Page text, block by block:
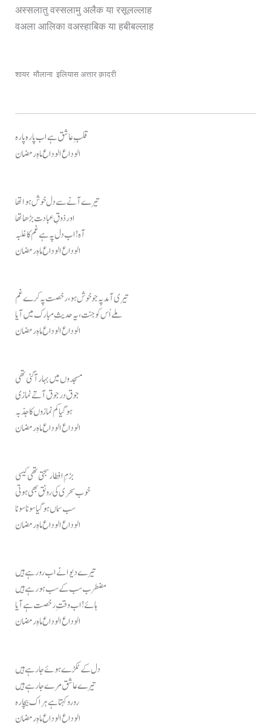
अस्सलातु वस्सलामु अलैक या रसूलल्लाह
वअला आलिका वअस्हाबिक या हबीबल्लाह
शायर मौलाना इलियास अत्तार क़ादरी
قلبِ عاشق ہے اب پارہ پارہ
الوداع الوداع ماہِ رمضان
تیرے آنے سے دل خوش ہوا تھا
اور ذوقِ عبادت بڑھا تھا
آہ! اب دل پہ ہے غم کا غلبہ
الوداع الوداع ماہِ رمضان
تیری آمد پہ جو خوش ہو، رخصت پہ کرے غم
ملے اُس کو جنت، یہ حدیثِ مبارک میں آیا
الوداع الوداع ماہِ رمضان
مسجدوں میں بہار آ گئی تھی
جوق در جوق آتے نمازی
ہو گیا کم نمازوں کا جذبہ
الوداع الوداع ماہِ رمضان
بزمِ افطار سجتی تھی کیسی
خوب سحری کی رونق بھی ہوتی
سب سماں ہو گیا سونا سونا
الوداع الوداع ماہِ رمضان
تیرے دیوانے اب رو رہے ہیں
مضطرب سب کے سب ہو رہے ہیں
ہائے! اب وقتِ رخصت ہے آیا
الوداع الوداع ماہِ رمضان
دل کے ٹکڑے ہوئے جا رہے ہیں
تیرے عاشق مرے جا رہے ہیں
رو رو کہتا ہے ہر اک بیچارہ
الوداع الوداع ماہِ رمضان